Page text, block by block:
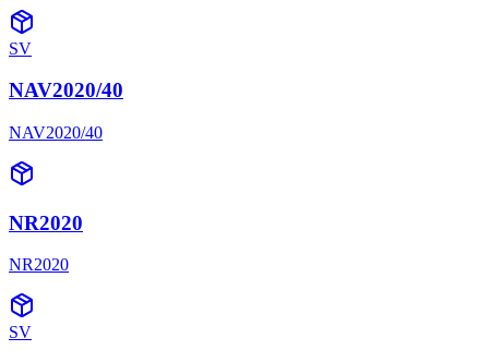
SV
NAV2020/40
NAV2020/40
NR2020
NR2020
SV